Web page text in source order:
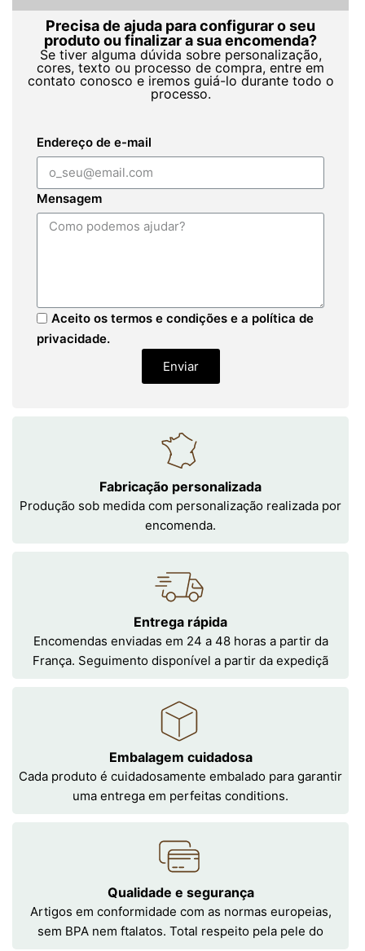
Precisa de ajuda para configurar o seu
produto ou finalizar a sua encomenda?
Se tiver alguma dúvida sobre personalização,
cores, texto ou processo de compra, entre em
contato conosco e iremos guiá-lo durante todo o
processo.
Endereço de e-mail
Mensagem
Aceito os termos e condições e a política de
privacidade.
Enviar
Fabricação personalizada
Produção sob medida com personalização realizada por
encomenda.
Entrega rápida
Encomendas enviadas em 24 a 48 horas a partir da
França. Seguimento disponível a partir da expediçã
Embalagem cuidadosa
Cada produto é cuidadosamente embalado para garantir
uma entrega em perfeitas conditions.
Qualidade e segurança
Artigos em conformidade com as normas europeias,
sem BPA nem ftalatos. Total respeito pela pele do